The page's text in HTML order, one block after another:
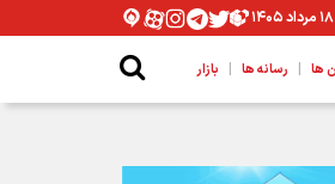
۱۸ مرداد ۱۴۰۵
ها | رسانه ها | بازار